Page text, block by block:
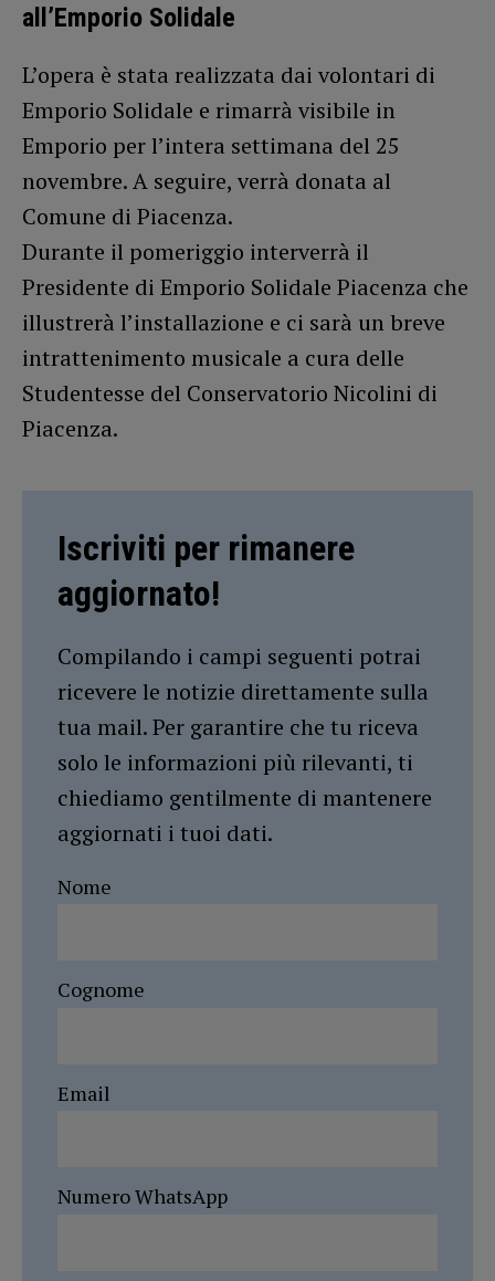
all’Emporio Solidale
L’opera è stata realizzata dai volontari di
Emporio Solidale e rimarrà visibile in
Emporio per l’intera settimana del 25
novembre. A seguire, verrà donata al
Comune di Piacenza.
Durante il pomeriggio interverrà il
Presidente di Emporio Solidale Piacenza che
illustrerà l’installazione e ci sarà un breve
intrattenimento musicale a cura delle
Studentesse del Conservatorio Nicolini di
Piacenza.
Iscriviti per rimanere
aggiornato!
Compilando i campi seguenti potrai
ricevere le notizie direttamente sulla
tua mail. Per garantire che tu riceva
solo le informazioni più rilevanti, ti
chiediamo gentilmente di mantenere
aggiornati i tuoi dati.
Nome
Cognome
Email
Numero WhatsApp